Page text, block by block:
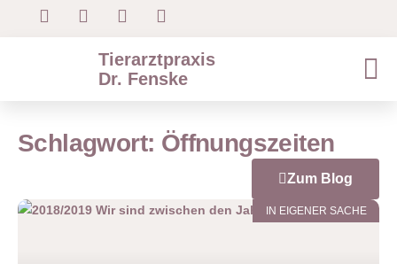
Tierarztpraxis
Dr. Fenske
Schlagwort: Öffnungszeiten
Zum Blog
IN EIGENER SACHE